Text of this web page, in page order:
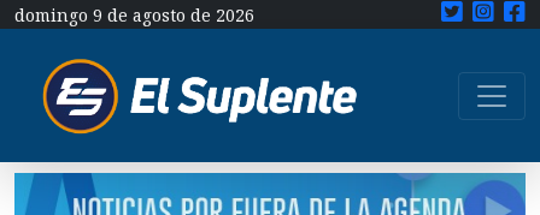
domingo 9 de agosto de 2026